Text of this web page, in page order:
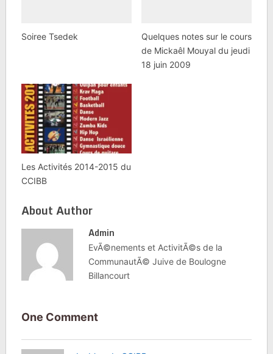
Soiree Tsedek
Quelques notes sur le cours
de Mickaêl Mouyal du jeudi
18 juin 2009
Les Activités 2014-2015 du
CCIBB
About Author
Admin
EvÃ©nements et ActivitÃ©s de la
CommunautÃ© Juive de Boulogne
Billancourt
One Comment